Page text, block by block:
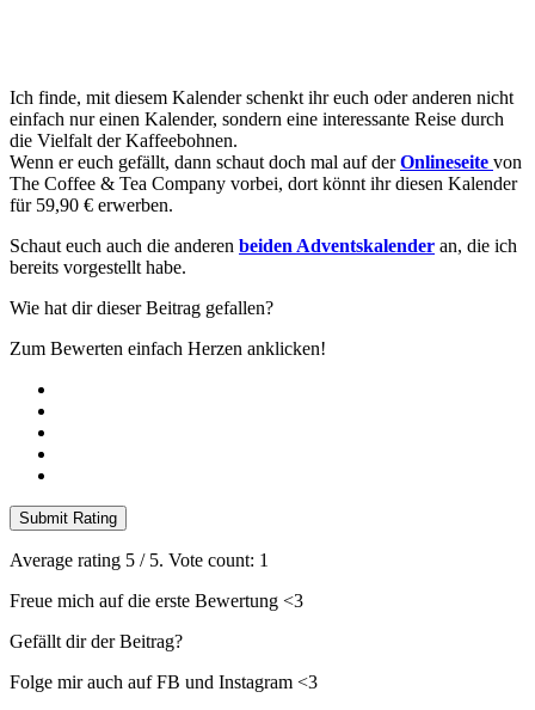
Ich finde, mit diesem Kalender schenkt ihr euch oder anderen nicht
einfach nur einen Kalender, sondern eine interessante Reise durch
die Vielfalt der Kaffeebohnen.
Wenn er euch gefällt, dann schaut doch mal auf derOnlineseite von
The Coffee & Tea Company vorbei, dort könnt ihr diesen Kalender
für 59,90 € erwerben.
Schaut euch auch die anderen beiden Adventskalender an, die ich
bereits vorgestellt habe.
Wie hat dir dieser Beitrag gefallen?
Zum Bewerten einfach Herzen anklicken!
Submit Rating
Average rating 5 / 5. Vote count: 1
Freue mich auf die erste Bewertung <3
Gefällt dir der Beitrag?
Folge mir auch auf FB und Instagram <3